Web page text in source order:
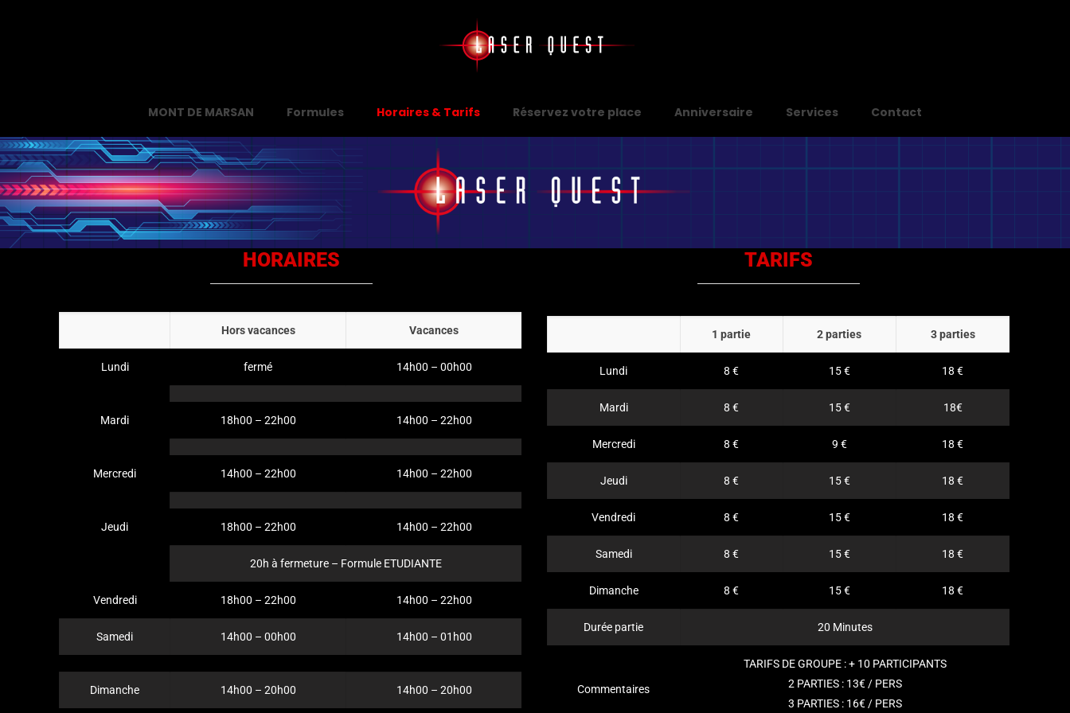
MONT DE MARSAN Formules Horaires & Tarifs Réservez votre place Anniversaire Services Contact
HORAIRES
Hors vacances Vacances
Lundi fermé 14h00 – 00h00
Mardi 18h00 – 22h00 14h00 – 22h00
Mercredi 14h00 – 22h00 14h00 – 22h00
Jeudi 18h00 – 22h00 14h00 – 22h00
20h à fermeture – Formule ETUDIANTE
Vendredi 18h00 – 22h00 14h00 – 22h00
Samedi 14h00 – 00h00 14h00 – 01h00
Dimanche 14h00 – 20h00 14h00 – 20h00
TARIFS
1 partie 2 parties 3 parties
Lundi 8 € 15 € 18 €
Mardi 8 € 15 € 18€
Mercredi 8 € 9 € 18 €
Jeudi 8 € 15 € 18 €
Vendredi 8 € 15 € 18 €
Samedi 8 € 15 € 18 €
Dimanche 8 € 15 € 18 €
Durée partie 20 Minutes
Commentaires
TARIFS DE GROUPE : + 10 PARTICIPANTS
2 PARTIES : 13€ / PERS
3 PARTIES : 16€ / PERS